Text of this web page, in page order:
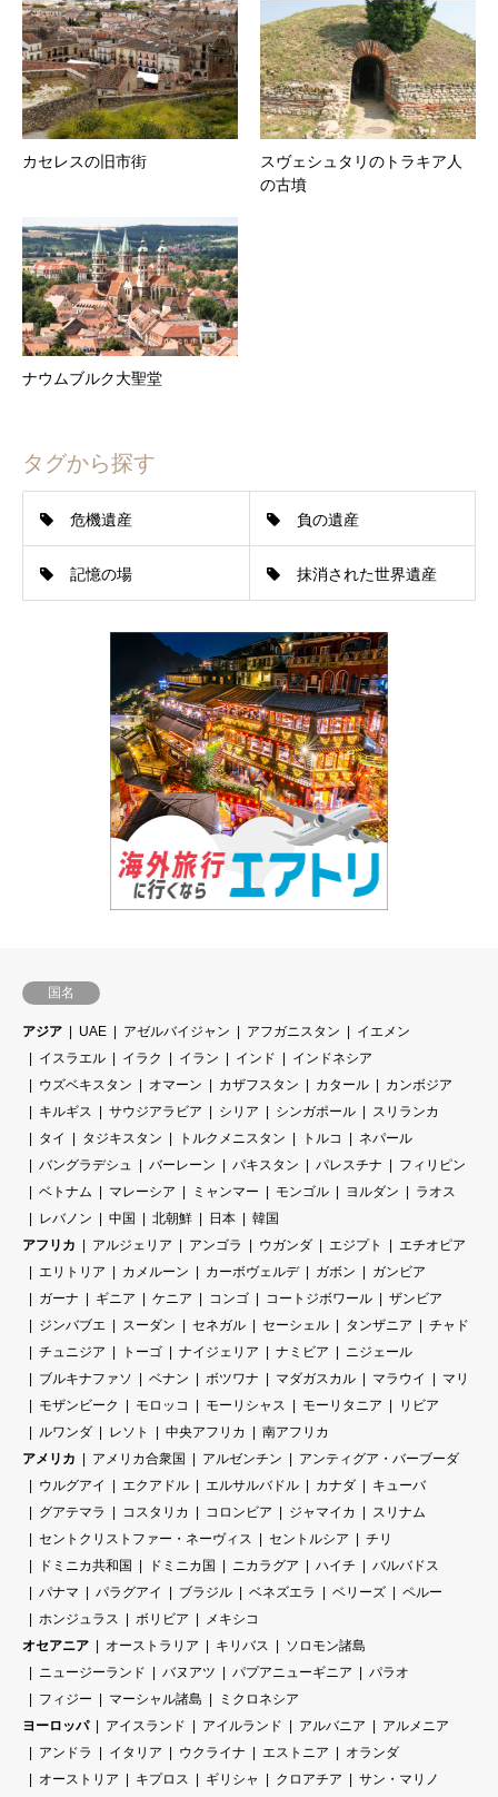
カセレスの旧市街
スヴェシュタリのトラキア人
の古墳
ナウムブルク大聖堂
タグから探す
危機遺産 負の遺産
記憶の場 抹消された世界遺産
国名
アジア UAE アゼルバイジャン アフガニスタン
イエメン
イスラエル
イラク イラン インド
インドネシア
ウズベキスタン
オマーン カザフスタン カタール
カンボジア
キルギス
サウジアラビア シリア シンガポール
スリランカ
タイ
タジキスタン トルクメニスタン トルコ
ネパール
バングラデシュ
バーレーン パキスタン パレスチナ
フィリピン
ベトナム
マレーシア ミャンマー モンゴル ヨルダン
ラオス
レバノン
中国 北朝鮮 日本
韓国
アフリカ
アルジェリア アンゴラ ウガンダ エジプト
エチオピア
エリトリア
カメルーン カーボヴェルデ ガボン
ガンビア
ガーナ
ギニア ケニア コンゴ コートジボワール
ザンビア
ジンバブエ
スーダン セネガル セーシェル タンザニア
チャド
チュニジア
トーゴ ナイジェリア ナミビア
ニジェール
ブルキナファソ
ベナン ボツワナ マダガスカル マラウイ
マリ
モザンビーク
モロッコ モーリシャス モーリタニア
リビア
ルワンダ
レソト 中央アフリカ
南アフリカ
アメリカ
アメリカ合衆国 アルゼンチン
アンティグア・バーブーダ
ウルグアイ
エクアドル エルサルバドル カナダ
キューバ
グアテマラ
コスタリカ コロンビア ジャマイカ
スリナム
セントクリストファー・ネーヴィス
セントルシア
チリ
ドミニカ共和国
ドミニカ国 ニカラグア ハイチ
バルバドス
パナマ
パラグアイ ブラジル ベネズエラ ベリーズ
ペルー
ホンジュラス
ボリビア
メキシコ
オセアニア
オーストラリア キリバス
ソロモン諸島
ニュージーランド
バヌアツ パプアニューギニア
パラオ
フィジー
マーシャル諸島
ミクロネシア
ヨーロッパ
アイスランド アイルランド アルバニア
アルメニア
アンドラ
イタリア ウクライナ エストニア
オランダ
オーストリア
キプロス ギリシャ クロアチア サン・マリノ